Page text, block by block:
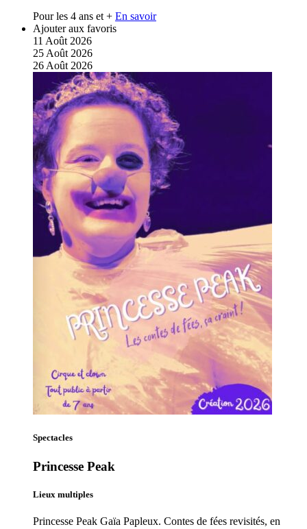
Pour les 4 ans et + En savoir
Ajouter aux favoris
11 Août 2026
25 Août 2026
26 Août 2026
Spectacles
Princesse Peak
Lieux multiples
Princesse Peak Gaïa Papleux. Contes de fées revisités, en